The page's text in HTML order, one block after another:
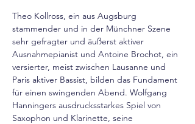
Theo Kollross, ein aus Augsburg
stammender und in der Münchner Szene
sehr gefragter und äußerst aktiver
Ausnahmepianist und Antoine Brochot, ein
versierter, meist zwischen Lausanne und
Paris aktiver Bassist, bilden das Fundament
für einen swingenden Abend. Wolfgang
Hanningers ausdrucksstarkes Spiel von
Saxophon und Klarinette, seine